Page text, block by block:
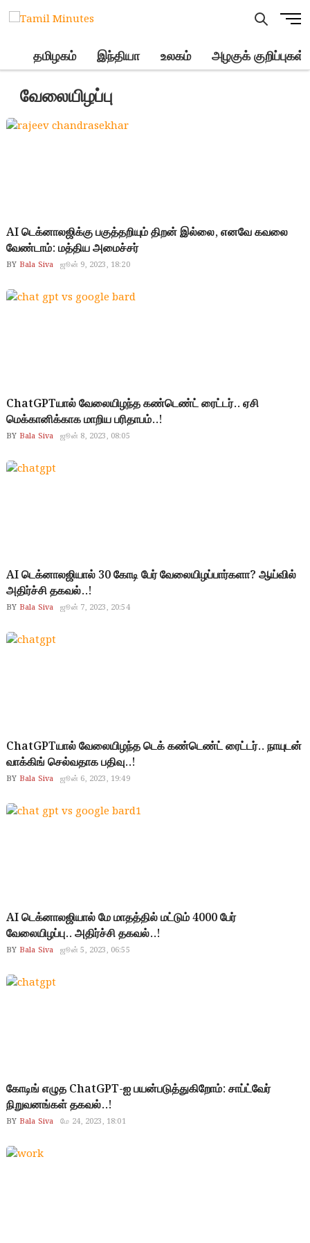
Skip
to
M
u
தமிழகம் இந்தியா உலகம் அழகுக் குறிப்புகள்
வேலையிழப்பு
AI டெக்னாலஜிக்கு பகுத்தறியும் திறன் இல்லை, எனவே கவலை
வேண்டாம்: மத்திய அமைச்சர்
BY Bala Siva ஜூன் 9, 2023, 18:20
ChatGPTயால் வேலையிழந்த கண்டெண்ட் ரைட்டர்.. ஏசி
மெக்கானிக்காக மாறிய பரிதாபம்..!
BY Bala Siva ஜூன் 8, 2023, 08:05
AI டெக்னாலஜியால் 30 கோடி பேர் வேலையிழப்பார்களா? ஆய்வில்
அதிர்ச்சி தகவல்..!
BY Bala Siva ஜூன் 7, 2023, 20:54
ChatGPTயால் வேலையிழந்த டெக் கண்டெண்ட் ரைட்டர்.. நாயுடன்
வாக்கிங் செல்வதாக பதிவு..!
BY Bala Siva ஜூன் 6, 2023, 19:49
AI டெக்னாலஜியால் மே மாதத்தில் மட்டும் 4000 பேர்
வேலையிழப்பு.. அதிர்ச்சி தகவல்..!
BY Bala Siva ஜூன் 5, 2023, 06:55
கோடிங் எழுத ChatGPT-ஐ பயன்படுத்துகிறோம்: சாப்ட்வேர்
நிறுவனங்கள் தகவல்..!
BY Bala Siva மே 24, 2023, 18:01